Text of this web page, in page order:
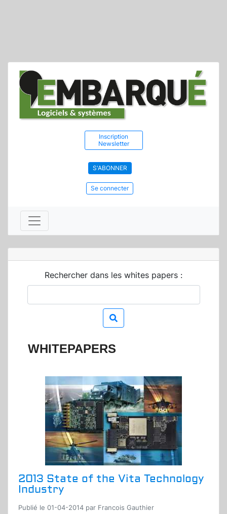
Inscription
Newsletter
S'ABONNER
Se connecter
Rechercher dans les whites papers :
WHITEPAPERS
2013 State of the Vita Technology
Industry
Publié le 01-04-2014 par Francois Gauthier